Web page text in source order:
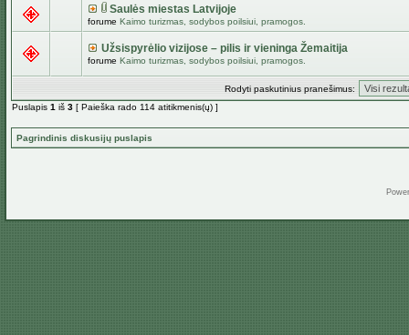
Saulės miestas Latvijoje
forume Kaimo turizmas, sodybos poilsiui, pramogos.
Užsispyrėlio vizijose – pilis ir vieninga Žemaitija
forume Kaimo turizmas, sodybos poilsiui, pramogos.
Rodyti paskutinius pranešimus:
Puslapis 1 iš 3 [ Paieška rado 114 atitikmenis(ų) ]
Pagrindinis diskusijų puslapis